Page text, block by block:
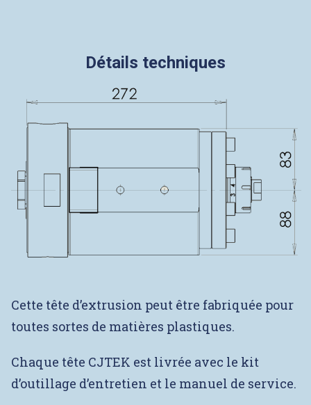
Détails techniques
Cette tête d’extrusion peut être fabriquée pour
toutes sortes de matières plastiques.
Chaque tête CJTEK est livrée avec le kit
d’outillage d’entretien et le manuel de service.